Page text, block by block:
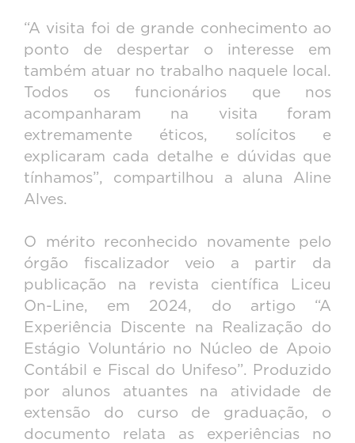
“A visita foi de grande conhecimento ao
ponto de despertar o interesse em
também atuar no trabalho naquele local.
Todos os funcionários que nos
acompanharam na visita foram
extremamente éticos, solícitos e
explicaram cada detalhe e dúvidas que
tínhamos”, compartilhou a aluna Aline
Alves.
O mérito reconhecido novamente pelo
órgão fiscalizador veio a partir da
publicação na revista científica Liceu
On-Line, em 2024, do artigo “A
Experiência Discente na Realização do
Estágio Voluntário no Núcleo de Apoio
Contábil e Fiscal do Unifeso”. Produzido
por alunos atuantes na atividade de
extensão do curso de graduação, o
documento relata as experiências no